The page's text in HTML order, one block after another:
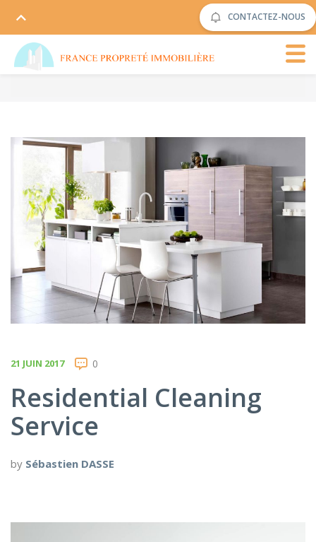
CONTACTEZ-NOUS
21 JUIN 2017 0
Residential Cleaning
Service
by Sébastien DASSE